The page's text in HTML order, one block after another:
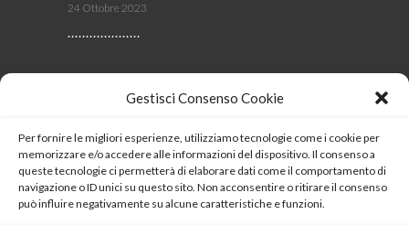
Gestisci Consenso Cookie
Per fornire le migliori esperienze, utilizziamo tecnologie come i cookie per
memorizzare e/o accedere alle informazioni del dispositivo. Il consenso a
queste tecnologie ci permetterà di elaborare dati come il comportamento di
navigazione o ID unici su questo sito. Non acconsentire o ritirare il consenso
può influire negativamente su alcune caratteristiche e funzioni.
24 Ottobre 2023
SEGUICI